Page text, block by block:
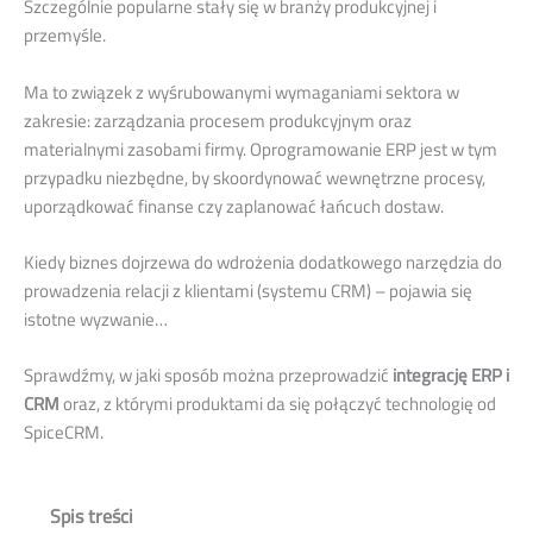
Szczególnie popularne stały się w branży produkcyjnej i
przemyśle.
Ma to związek z wyśrubowanymi wymaganiami sektora w
zakresie: zarządzania procesem produkcyjnym oraz
materialnymi zasobami firmy. Oprogramowanie ERP jest w tym
przypadku niezbędne, by skoordynować wewnętrzne procesy,
uporządkować finanse czy zaplanować łańcuch dostaw.
Kiedy biznes dojrzewa do wdrożenia dodatkowego narzędzia do
prowadzenia relacji z klientami (systemu CRM) – pojawia się
istotne wyzwanie…
Sprawdźmy, w jaki sposób można przeprowadzić integrację ERP i
CRMoraz, z którymi produktami da się połączyć technologię od
SpiceCRM.
Spis treści